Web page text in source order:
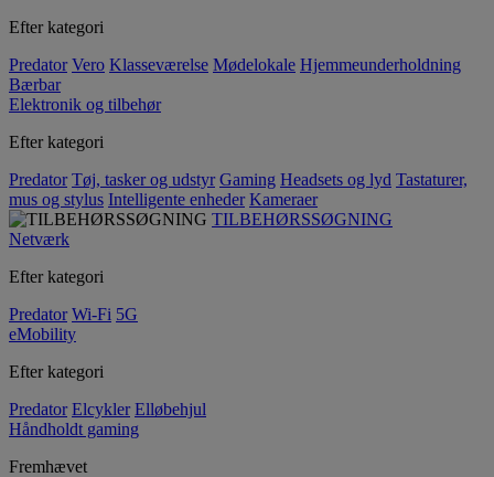
Efter kategori
Predator Vero Klasseværelse Mødelokale Hjemmeunderholdning
Bærbar
Elektronik og tilbehør
Efter kategori
Predator Tøj, tasker og udstyr Gaming Headsets og lyd Tastaturer,
mus og stylus Intelligente enheder Kameraer
TILBEHØRSSØGNING
Netværk
Efter kategori
Predator Wi-Fi 5G
eMobility
Efter kategori
Predator Elcykler Elløbehjul
Håndholdt gaming
Fremhævet